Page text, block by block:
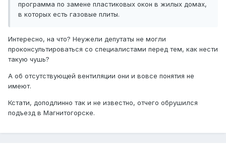
программа по замене пластиковых окон в жилых домах,
в которых есть газовые плиты.
Интересно, на что? Неужели депутаты не могли
проконсультироваться со специалистами перед тем, как нести
такую чушь?
А об отсутствующей вентиляции они и вовсе понятия не
имеют.
Кстати, доподлинно так и не известно, отчего обрушился
подъезд в Магнитогорске.